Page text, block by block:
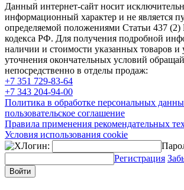
Данный интернет-сайт носит
информационный характер и не является
определяемой положениями Статьи 437 (2)
кодекса РФ. Для получения подробной
наличии и стоимости указанных товаров и
уточнения окончательных условий
непосредственно в отделы продаж:
+7 351 729-83-64
+7 343 204-94-00
Политика в обработке персональных
пользовательское соглашение
Правила применения рекомендательных
Условия использования cookie
Логин:
Регистрация